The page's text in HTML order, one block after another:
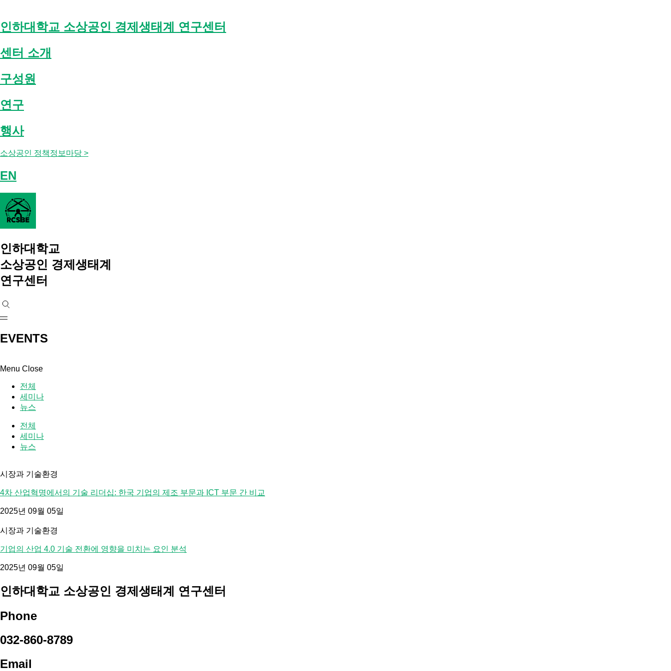
content
인하대학교 소상공인 경제생태계 연구센터
센터 소개
구성원
연구
행사
소상공인 정책정보마당 >
EN
인하대학교
소상공인 경제생태계
연구센터
EVENTS
Menu Close
전체
세미나
뉴스
전체
세미나
뉴스
시장과 기술환경
4차 산업혁명에서의 기술 리더십: 한국 기업의 제조 부문과 ICT 부문 간 비교
2025년 09월 05일
시장과 기술환경
기업의 산업 4.0 기술 전환에 영향을 미치는 요인 분석
2025년 09월 05일
인하대학교 소상공인 경제생태계 연구센터
Phone
032-860-8789
Email